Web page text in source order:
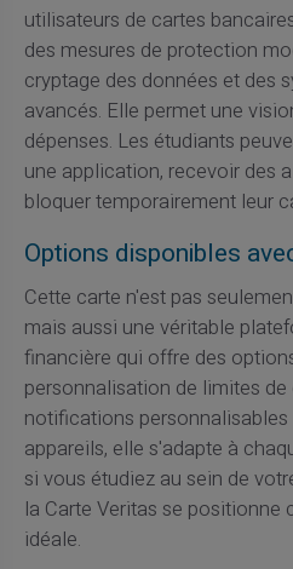
utilisateurs de cartes
des mesures de protection
cryptage des données et des
avancés. Elle permet une
dépenses. Les étudiants
une application, recevoir des
bloquer temporairement leur
Options disponibles
Cette carte n'est pas
mais aussi une véritable
financière qui offre des
personnalisation de limites de
notifications
appareils, elle s'adapte à
si vous étudiez au sein de
la Carte Veritas se positionne
idéale.